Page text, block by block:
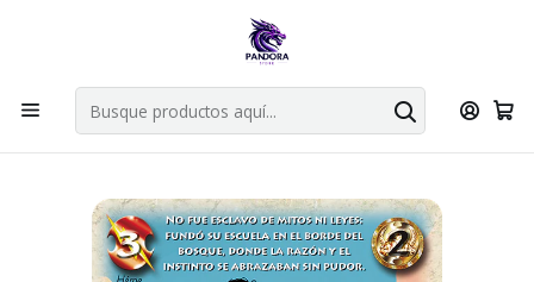
Por compras en cartas singles superiores a 49.990 el envio es
Explorar singles
Inicio Juegos de cartas TCG Mitos y Leyendas TCG
Singles Primer Bloque MYL Aliado